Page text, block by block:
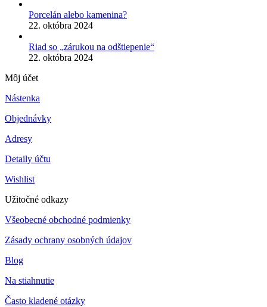
Porcelán alebo kamenina?
22. októbra 2024
Riad so „zárukou na odštiepenie“
22. októbra 2024
Môj účet
Nástenka
Objednávky
Adresy
Detaily účtu
Wishlist
Užitočné odkazy
Všeobecné obchodné podmienky
Zásady ochrany osobných údajov
Blog
Na stiahnutie
Často kladené otázky